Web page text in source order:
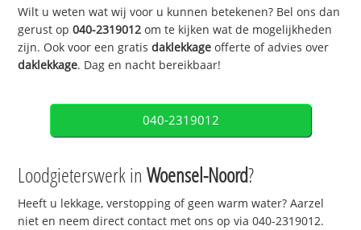
Wilt u weten wat wij voor u kunnen betekenen? Bel ons dan
gerust op040-2319012 om te kijken wat de mogelijkheden
zijn. Ook voor een gratisdaklekkage offerte of advies over
daklekkage. Dag en nacht bereikbaar!
040-2319012
Loodgieterswerk inWoensel-Noord?
Heeft u lekkage, verstopping of geen warm water? Aarzel
niet en neem direct contact met ons op via 040-2319012.